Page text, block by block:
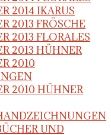
2014 IKARUS
2013 FRÖSCHE
2013 FLORALES
2013 HÜHNER
2010
2010 HÜHNER
UND